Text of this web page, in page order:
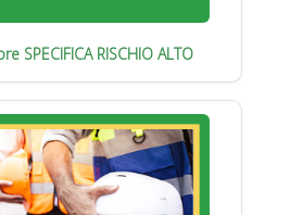
SPECIFICA RISCHIO ALTO